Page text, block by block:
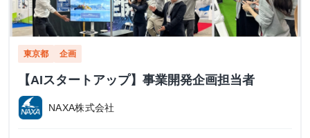
東京都 企画
【AIスタートアップ】事業開発企画担当者
NAXA株式会社